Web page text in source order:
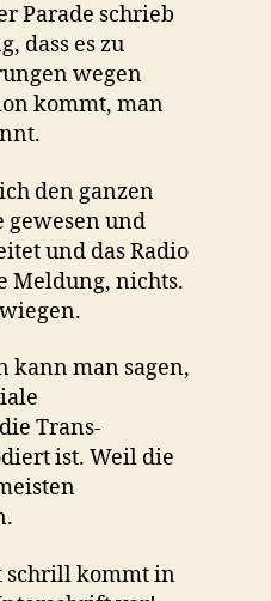
Parade schrieb
dass es zu
wegen
kommt, man
den ganzen
gewesen und
und das Radio
Meldung, nichts.
kann man sagen,
Trans-
ist. Weil die
schrill kommt in